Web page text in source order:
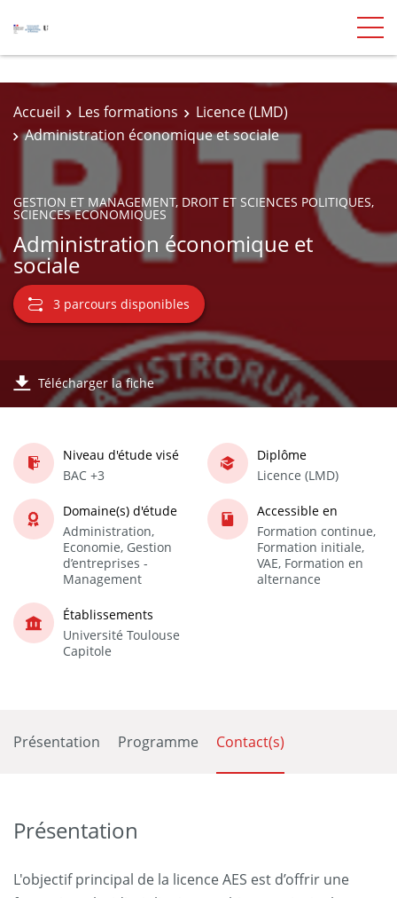
Accueil Les formations
Licence (LMD)
Administration économique et sociale
GESTION ET MANAGEMENT, DROIT ET SCIENCES POLITIQUES,
SCIENCES ECONOMIQUES
Administration économique et
sociale
3 parcours disponibles
Télécharger la fiche
Niveau d'étude visé
BAC +3
Diplôme
Licence (LMD)
Domaine(s) d'étude
Administration,
Economie, Gestion
d’entreprises -
Management
Accessible en
Formation continue,
Formation initiale,
VAE, Formation en
alternance
Établissements
Université Toulouse
Capitole
Présentation Programme Contact(s)
Présentation
L'objectif principal de la licence AES est d’offrir une